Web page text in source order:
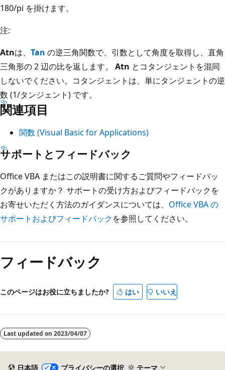
180/pi を掛けます。
注:
Atnは、 Tan の逆三角関数で、引数として角度を取得し、直角
三角形の 2 辺の比を返します。 Atn とコタンジェントを混同
しないでください。コタンジェントは、単にタンジェントの逆
数 (1/タンジェント) です。
関連項目
関数 (Visual Basic for Applications)
サポートとフィードバック
Office VBA またはこの説明書に関するご質問やフィードバッ
クがありますか？ サポートの受け方およびフィードバックを
お寄せいただく方法のガイダンスについては、 Office VBA の
サポートおよびフィードバックを参照してください。
フィードバック
このページはお役に立ちましたか? はい いいえ
Last updated on 2023/04/07
日本語 プライバシーの選択 テーマ